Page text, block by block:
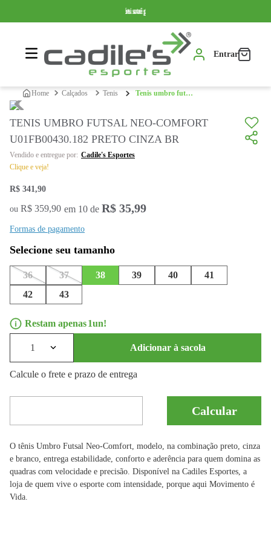
Somente produtos originais
Parcelamos em até 10x sem juros
Frete grátis a partir de R$ 399,99*
Entrar
calçados tenis tenis umbro futsal neo-comfort u01fb00430.182 preto cinza br
TENIS UMBRO FUTSAL NEO-COMFORT
U01FB00430.182 PRETO CINZA BR
Cadile's Esportes
Clique e veja!
R$ 341 ,90
ou R$ 359,90 em 10 de R$ 35,99
Formas de pagamento
36 37 38 39 40
41
42
43
1
1 Adicionar à sacola
Calcule o frete e prazo de entrega
O tênis Umbro Futsal Neo-Comfort, modelo, na combinação preto, cinza
e branco, entrega estabilidade, conforto e aderência para quem domina as
quadras com velocidade e precisão. Disponível na Cadiles Esportes, a
loja de quem vive o esporte com intensidade, porque aqui Movimento é
Vida.